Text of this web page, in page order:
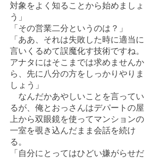
対象をよく知ることから始めましょ
う」
「その営業二分というのは？」
「ああ、それは失敗した時に適当に
言いくるめて誤魔化す技術ですね。
アナタにはそこまでは求めませんか
ら、先に八分の方をしっかりやりま
しょう」
なんだかあやしいことを言ってい
るが、俺とおっさんはデパートの屋
上から双眼鏡を使ってマンションの
一室を覗き込んだまま会話を続け
る。
「自分にとってはひどい嫌がらせだ